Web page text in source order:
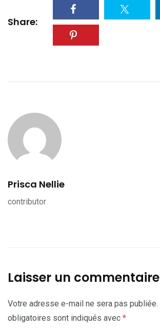
Share:
Prisca Nellie
contributor
Laisser un commentaire
Votre adresse e-mail ne sera pas publiée.
obligatoires sont indiqués avec *